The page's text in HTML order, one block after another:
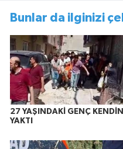
Bunlar da ilginizi
27 YAŞINDAKİ GENÇ KENDİNİ
YAKTI